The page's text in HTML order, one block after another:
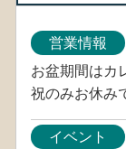
営業情報
お盆期間はカ
祝のみお休み
イベント